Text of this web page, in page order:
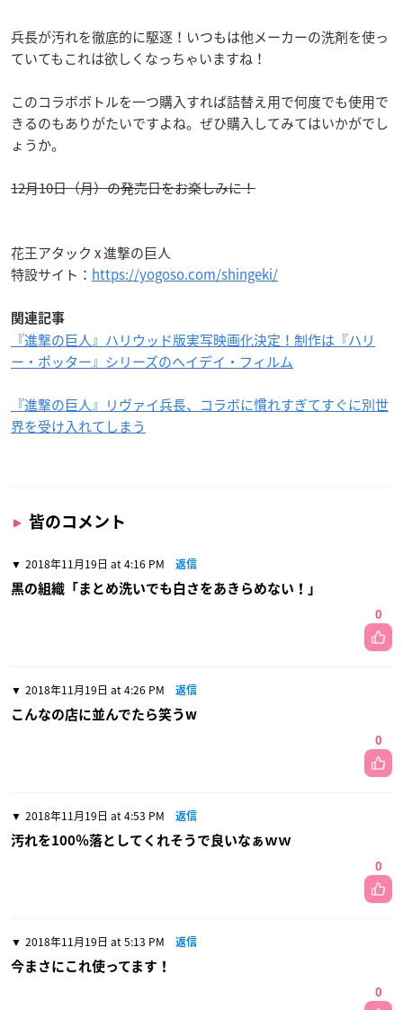
兵長が汚れを徹底的に駆逐！いつもは他メーカーの洗剤を使っ
ていてもこれは欲しくなっちゃいますね！
このコラボボトルを一つ購入すれば詰替え用で何度でも使用で
きるのもありがたいですよね。ぜひ購入してみてはいかがでし
ょうか。
12月10日（月）の発売日をお楽しみに！
花王アタック x 進撃の巨人
特設サイト： https://yogoso.com/shingeki/
関連記事
『進撃の巨人』ハリウッド版実写映画化決定！制作は『ハリ
ー・ポッター』シリーズのヘイデイ・フィルム
『進撃の巨人』リヴァイ兵長、コラボに慣れすぎてすぐに別世
界を受け入れてしまう
皆のコメント
2018年11月19日 at 4:16 PM 返信
黒の組織「まとめ洗いでも白さをあきらめない！」
0
2018年11月19日 at 4:26 PM 返信
こんなの店に並んでたら笑うw
0
2018年11月19日 at 4:53 PM 返信
汚れを100％落としてくれそうで良いなぁｗｗ
0
2018年11月19日 at 5:13 PM 返信
今まさにこれ使ってます！
0